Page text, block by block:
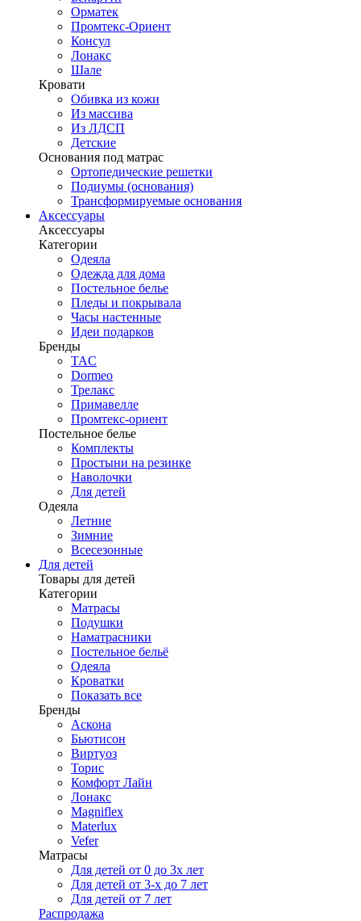
Орматек
Промтекс-Ориент
Консул
Лонакс
Шале
Кровати
Обивка из кожи
Из массива
Из ЛДСП
Детские
Основания под матрас
Ортопедические решетки
Подиумы (основания)
Трансформируемые основания
Аксессуары
Аксессуары
Категории
Одеяла
Одежда для дома
Постельное белье
Пледы и покрывала
Часы настенные
Идеи подарков
Бренды
TAC
Dormeo
Трелакс
Примавелле
Промтекс-ориент
Постельное белье
Комплекты
Простыни на резинке
Наволочки
Для детей
Одеяла
Летние
Зимние
Всесезонные
Для детей
Товары для детей
Категории
Матрасы
Подушки
Наматрасники
Постельное бельё
Одеяла
Кроватки
Показать все
Бренды
Аскона
Бьютисон
Виртуоз
Торис
Комфорт Лайн
Лонакс
Magniflex
Materlux
Vefer
Матрасы
Для детей от 0 до 3х лет
Для детей от 3-х до 7 лет
Для детей от 7 лет
Распродажа